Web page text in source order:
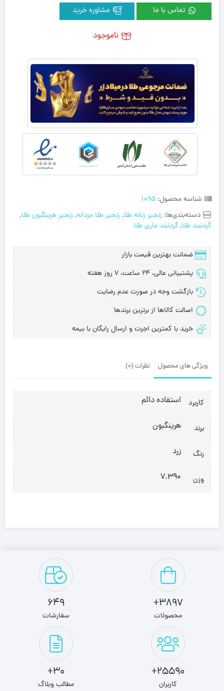
شناسه محصول: 1095
دسته‌بندی‌ها: زنجیر زنانه طلا, زنجیر طلا مردانه, زنجیر هرینگبون طلا,
گردنبند طلا, گردنبند ماری طلا
تماس با ما
ضمانت بهترین قیمت بازار
پشتیبانی عالی، 24 ساعت، 7 روز هفته
بازگشت وجه در صورت عدم رضایت
اصالت کالاها از برترین برندها
خرید با کمترین اجرت و ارسال رایگان با بیمه
ناموجود
ویژگی های محصول نظرات (0)
کاربرد استفاده دائم
برند هرینگبون
رنگ زرد
وزن 7.390
3897+
محصولات
649
سفارشات
25590+
کاربران
30+
مطالب وبلاگ